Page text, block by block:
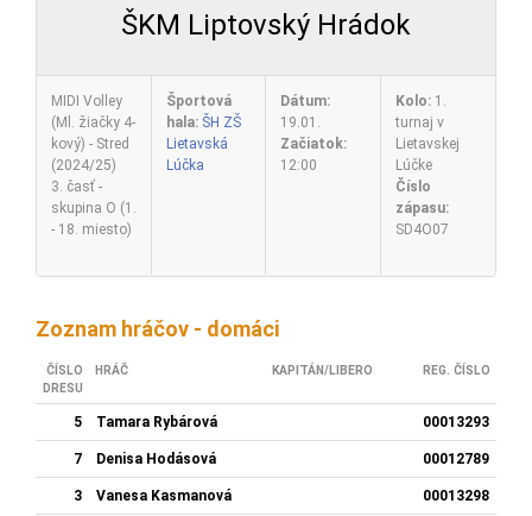
ŠKM Liptovský Hrádok
MIDI Volley
(Ml. žiačky 4-
kový) - Stred
(2024/25)
3. časť -
skupina O (1.
- 18. miesto)
Športová
hala: ŠH ZŠ
Lietavská
Lúčka
Dátum:
19.01.
Začiatok:
12:00
Kolo:1.
turnaj v
Lietavskej
Lúčke
Číslo
zápasu:
SD4O07
Zoznam hráčov - domáci
ČÍSLO
DRESU
HRÁČ KAPITÁN/LIBERO REG. ČÍSLO
5 Tamara Rybárová 00013293
7 Denisa Hodásová 00012789
3 Vanesa Kasmanová 00013298